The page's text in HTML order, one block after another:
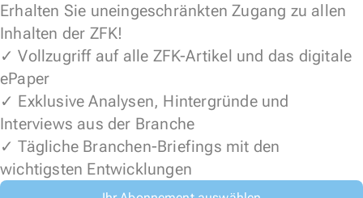
Erhalten Sie uneingeschränkten Zugang zu allen
Inhalten der ZFK!
✓ Vollzugriff auf alle ZFK-Artikel und das digitale
ePaper
✓ Exklusive Analysen, Hintergründe und
Interviews aus der Branche
✓ Tägliche Branchen-Briefings mit den
wichtigsten Entwicklungen